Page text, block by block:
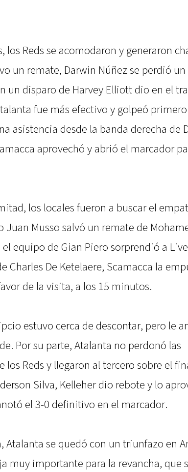
los Reds se acomodaron y generaron
un remate, Darwin Núñez se perdió
un disparo de Harvey Elliott dio en el
fue más efectivo y golpeó
asistencia desde la banda derecha de
aprovechó y abrió el marcador
los locales fueron a buscar el
Juan Musso salvó un remate de
el equipo de Gian Piero sorprendió a
Charles De Ketelaere, Scamacca la
de la visita, a los 15 minutos.
estuvo cerca de descontar, pero le
Por su parte, Atalanta no perdonó las
los Reds y llegaron al tercero sobre el
Silva, Kelleher dio rebote y lo
el 3-0 definitivo en el marcador.
Atalanta se quedó con un triunfazo en
muy importante para la revancha, que